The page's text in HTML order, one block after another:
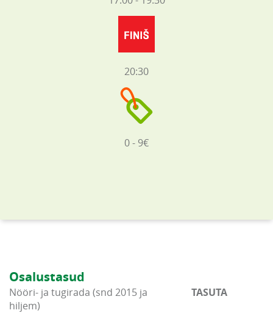
20:30
0 - 9€
Osalustasud
Nööri- ja tugirada (snd 2015 ja
hiljem)
TASUTA